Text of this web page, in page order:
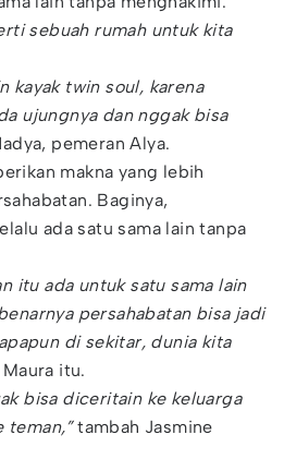
sebuah rumah untuk kita
kayak twin soul, karena
ujungnya dan nggak bisa
pemeran Alya.
makna yang lebih
Baginya,
ada satu sama lain tanpa
itu ada untuk satu sama lain
persahabatan bisa jadi
di sekitar, dunia kita
itu.
bisa diceritain ke keluarga
teman,”tambah Jasmine